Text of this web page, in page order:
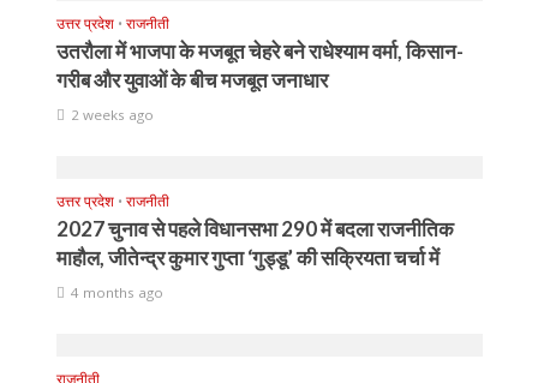
उत्तर प्रदेश • राजनीती
उतरौला में भाजपा के मजबूत चेहरे बने राधेश्याम वर्मा, किसान-
गरीब और युवाओं के बीच मजबूत जनाधार
2 weeks ago
उत्तर प्रदेश • राजनीती
2027 चुनाव से पहले विधानसभा 290 में बदला राजनीतिक
माहौल, जीतेन्द्र कुमार गुप्ता ‘गुड्डू’ की सक्रियता चर्चा में
4 months ago
राजनीती